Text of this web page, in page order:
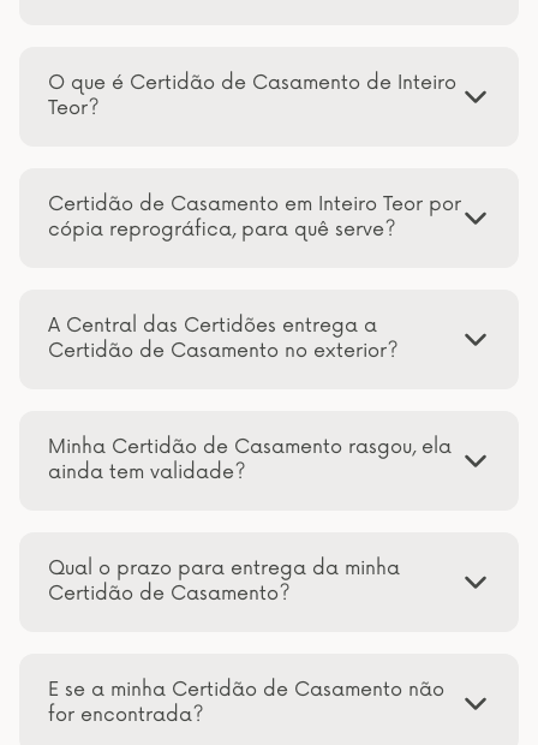
O que é Certidão de Casamento de Inteiro
Teor?
Certidão de Casamento em Inteiro Teor por
cópia reprográfica, para quê serve?
A Central das Certidões entrega a
Certidão de Casamento no exterior?
Minha Certidão de Casamento rasgou, ela
ainda tem validade?
Qual o prazo para entrega da minha
Certidão de Casamento?
E se a minha Certidão de Casamento não
for encontrada?